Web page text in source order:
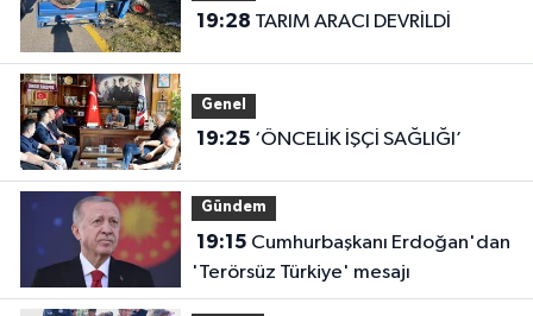
19:28 TARIM ARACI DEVRİLDİ
Genel
19:25 ‘ÖNCELİK İŞÇİ SAĞLIĞI’
Gündem
19:15
'Terörsüz Türkiye' mesajı